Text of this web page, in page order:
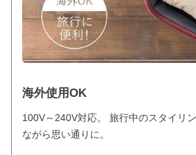
海外使用OK
100V～240V対応。 旅行中のスタイリ
ながら思い通りに。